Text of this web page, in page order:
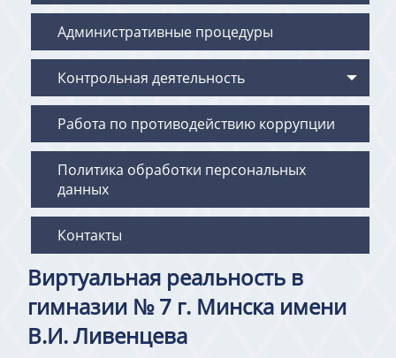
Административные процедуры
Контрольная деятельность
Работа по противодействию коррупции
Политика обработки персональных
данных
Контакты
Виртуальная реальность в
гимназии № 7 г. Минска имени
В.И. Ливенцева